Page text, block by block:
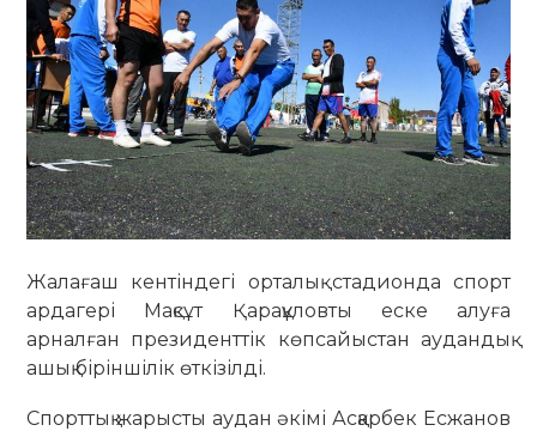
Жалағаш кентіндегі орталық стадионда спорт
ардагері Мақсұт Қарақұловты еске алуға
арналған президенттік көпсайыстан аудандық
ашық біріншілік өткізілді.
Спорттық жарысты аудан әкімі Асқарбек Есжанов